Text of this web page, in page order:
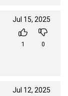
Jul 15, 2025
1 0
Jul 12, 2025